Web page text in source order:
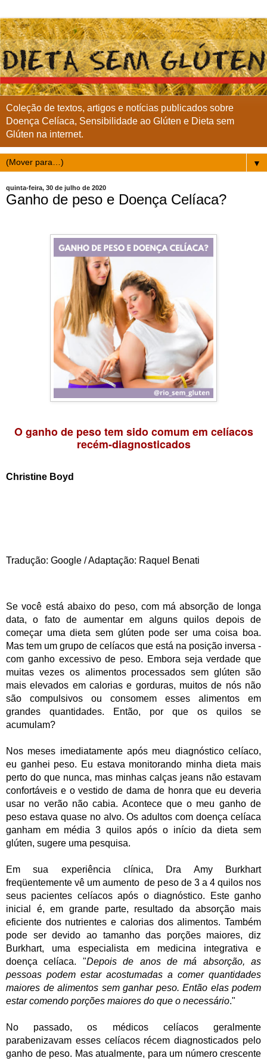
Coleção de textos, artigos e notícias publicados sobre
Doença Celíaca, Sensibilidade ao Glúten e Dieta sem
Glúten na internet.
▼
quinta-feira, 30 de julho de 2020
Ganho de peso e Doença Celíaca?
O ganho de peso tem sido comum em celíacos
recém-diagnosticados
Christine Boyd
Tradução: Google / Adaptação: Raquel Benati
Se você está abaixo do peso, com má absorção de longa
data, o fato de aumentar em alguns quilos depois de
começar uma dieta sem glúten pode ser uma coisa boa.
Mas tem um grupo de celíacos que está na posição inversa -
com ganho excessivo de peso. Embora seja verdade que
muitas vezes os alimentos processados sem glúten são
mais elevados em calorias e gorduras, muitos de nós não
são compulsivos ou consomem esses alimentos em
grandes quantidades. Então, por que os quilos se
acumulam?
Nos meses imediatamente após meu diagnóstico celíaco,
eu ganhei peso. Eu estava monitorando minha dieta mais
perto do que nunca, mas minhas calças jeans não estavam
confortáveis ​​e o vestido de dama de honra que eu deveria
usar no verão não cabia. Acontece que o meu ganho de
peso estava quase no alvo. Os adultos com doença celíaca
ganham em média 3 quilos após o início da dieta sem
glúten, sugere uma pesquisa.
Em sua experiência clínica, Dra Amy Burkhart
freqüentemente vê um aumento de peso de 3 a 4 quilos nos
seus pacientes celíacos após o diagnóstico. Este ganho
inicial é, em grande parte, resultado da absorção mais
eficiente dos nutrientes e calorias dos alimentos. Também
pode ser devido ao tamanho das porções maiores, diz
Burkhart, uma especialista em medicina integrativa e
doença celíaca. "Depois de anos de má absorção, as
pessoas podem estar acostumadas a comer quantidades
maiores de alimentos sem ganhar peso. Então elas podem
estar comendo porções maiores do que o necessário."
No passado, os médicos celíacos geralmente
parabenizavam esses celíacos récem diagnosticados pelo
ganho de peso. Mas atualmente, para um número crescente